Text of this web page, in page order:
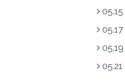
05.15
05.17
05.19
05.21